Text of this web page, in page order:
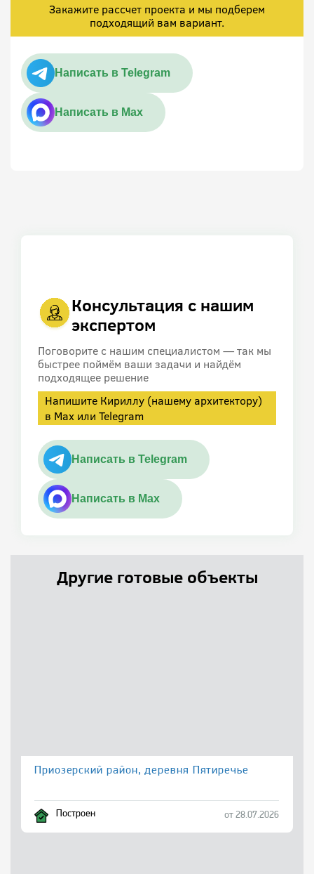
Консультация с нашим
экспертом
Поговорите с нашим специалистом — так мы
быстрее поймём ваши задачи и найдём
подходящее решение
Напишите Кириллу (нашему архитектору)
в Max или Telegram
Написать в Telegram
Написать в Max
Закажите рассчет проекта и мы подберем
подходящий вам вариант.
Написать в Telegram
Написать в Max
Другие готовые объекты
Приозерский район, деревня Пятиречье
Построен от 28.07.2026